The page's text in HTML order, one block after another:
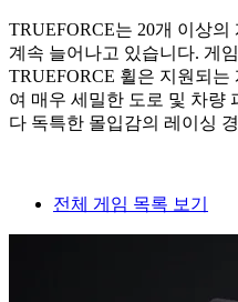
TRUEFORCE는 20개 이상
계속 늘어나고 있습니다. 게
TRUEFORCE 휠은 지원되
여 매우 세밀한 도로 및 차량
다 독특한 몰입감의 레이싱
전체 게임 목록 보기